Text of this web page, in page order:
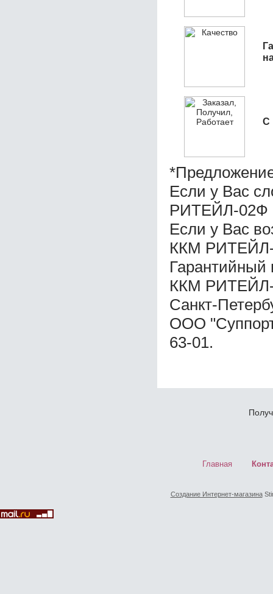
С
Если у Вас
РИТЕЙЛ-02Ф
Если у Вас
ККМ РИТЕЙЛ-
Гарантийный
ККМ РИТЕЙЛ-
Санкт-
ООО
63-01.
Главная
Создание Интернет-магазина